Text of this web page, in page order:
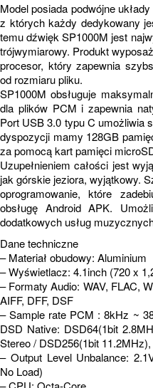
Model posiada podwójne
z których każdy dedykowany
temu dźwięk SP1000M jest
trójwymiarowy. Produkt
procesor, który zapewnia
od rozmiaru pliku.
SP1000M obsługuje
dla plików PCM i zapewnia
Port USB 3.0 typu C umożliwia
dyspozycji mamy 128GB
za pomocą kart pamięci
Uzupełnieniem całości jest
jak górskie jeziora, wyjątkowy.
oprogramowanie, które
obsługę Android APK.
dodatkowych usług
Dane techniczne
– Materiał obudowy: Aluminium
– Wyświetlacz: 4.1inch (720 x
– Formaty Audio: WAV, FLAC,
AIFF, DFF, DSF
– Sample rate PCM : 8kHz ~
DSD Native: DSD64(1bit
Stereo / DSD256(1bit
– Output Level Unbalance:
No Load)